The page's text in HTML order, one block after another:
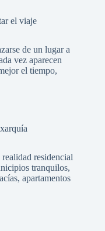
el viaje
de un lugar a
vez aparecen
el tiempo,
residencial
tranquilos,
apartamentos